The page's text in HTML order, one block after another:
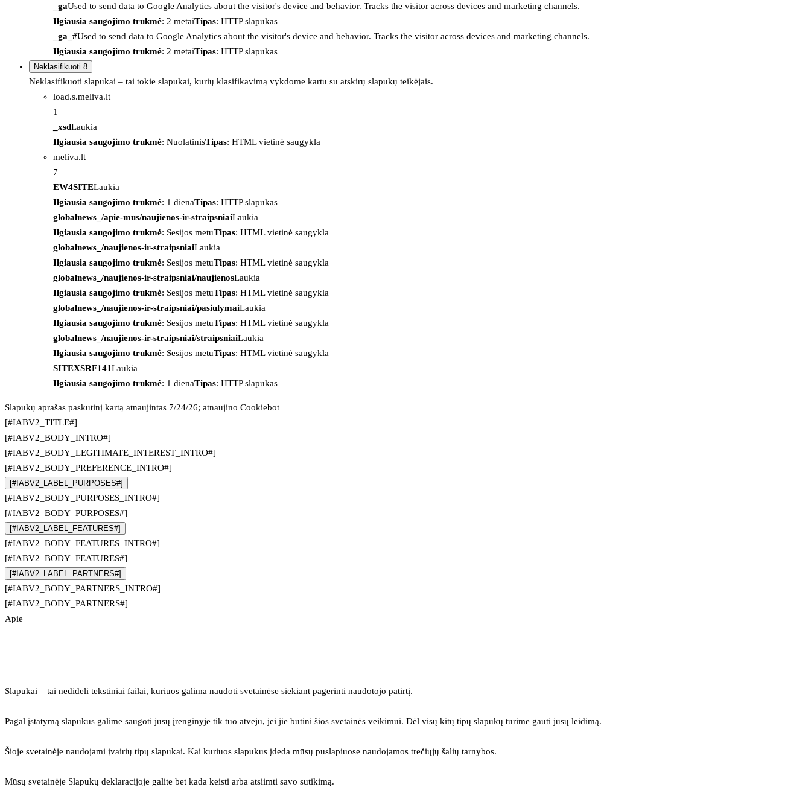
_gaUsed to send data to Google Analytics about the visitor's device and behavior. Tracks the visitor across devices and marketing channels.
Ilgiausia saugojimo trukmė: 2 metaiTipas: HTTP slapukas
_ga_#Used to send data to Google Analytics about the visitor's device and behavior. Tracks the visitor across devices and marketing channels.
Ilgiausia saugojimo trukmė: 2 metaiTipas: HTTP slapukas
Neklasifikuoti 8
Neklasifikuoti slapukai – tai tokie slapukai, kurių klasifikavimą vykdome kartu su atskirų slapukų teikėjais.
load.s.meliva.lt
1
_xsdLaukia
Ilgiausia saugojimo trukmė: NuolatinisTipas: HTML vietinė saugykla
meliva.lt
7
EW4SITELaukia
Ilgiausia saugojimo trukmė: 1 dienaTipas: HTTP slapukas
globalnews_/apie-mus/naujienos-ir-straipsniaiLaukia
Ilgiausia saugojimo trukmė: Sesijos metuTipas: HTML vietinė saugykla
globalnews_/naujienos-ir-straipsniaiLaukia
Ilgiausia saugojimo trukmė: Sesijos metuTipas: HTML vietinė saugykla
globalnews_/naujienos-ir-straipsniai/naujienosLaukia
Ilgiausia saugojimo trukmė: Sesijos metuTipas: HTML vietinė saugykla
globalnews_/naujienos-ir-straipsniai/pasiulymaiLaukia
Ilgiausia saugojimo trukmė: Sesijos metuTipas: HTML vietinė saugykla
globalnews_/naujienos-ir-straipsniai/straipsniaiLaukia
Ilgiausia saugojimo trukmė: Sesijos metuTipas: HTML vietinė saugykla
SITEXSRF141Laukia
Ilgiausia saugojimo trukmė: 1 dienaTipas: HTTP slapukas
Slapukų aprašas paskutinį kartą atnaujintas 7/24/26; atnaujino Cookiebot
[#IABV2_TITLE#]
[#IABV2_BODY_INTRO#]
[#IABV2_BODY_LEGITIMATE_INTEREST_INTRO#]
[#IABV2_BODY_PREFERENCE_INTRO#]
[#IABV2_LABEL_PURPOSES#]
[#IABV2_BODY_PURPOSES_INTRO#]
[#IABV2_BODY_PURPOSES#]
[#IABV2_LABEL_FEATURES#]
[#IABV2_BODY_FEATURES_INTRO#]
[#IABV2_BODY_FEATURES#]
[#IABV2_LABEL_PARTNERS#]
[#IABV2_BODY_PARTNERS_INTRO#]
[#IABV2_BODY_PARTNERS#]
Apie
Slapukai – tai nedideli tekstiniai failai, kuriuos galima naudoti svetainėse siekiant pagerinti naudotojo patirtį.
Pagal įstatymą slapukus galime saugoti jūsų įrenginyje tik tuo atveju, jei jie būtini šios svetainės veikimui. Dėl visų kitų tipų slapukų turime gauti jūsų leidimą.
Šioje svetainėje naudojami įvairių tipų slapukai. Kai kuriuos slapukus įdeda mūsų puslapiuose naudojamos trečiųjų šalių tarnybos.
Mūsų svetainėje Slapukų deklaracijoje galite bet kada keisti arba atsiimti savo sutikimą.